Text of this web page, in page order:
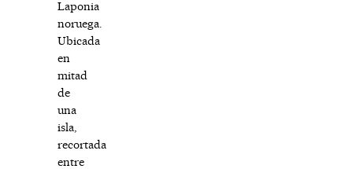
Laponia
noruega.
Ubicada
en
mitad
de
una
isla,
recortada
entre